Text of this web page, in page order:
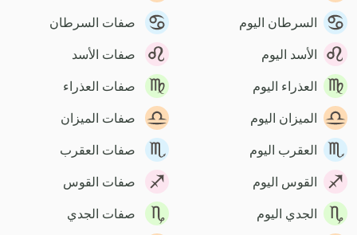
السرطان اليوم
الأسد اليوم
العذراء اليوم
الميزان اليوم
العقرب اليوم
القوس اليوم
الجدي اليوم
صفات السرطان
صفات الأسد
صفات العذراء
صفات الميزان
صفات العقرب
صفات القوس
صفات الجدي